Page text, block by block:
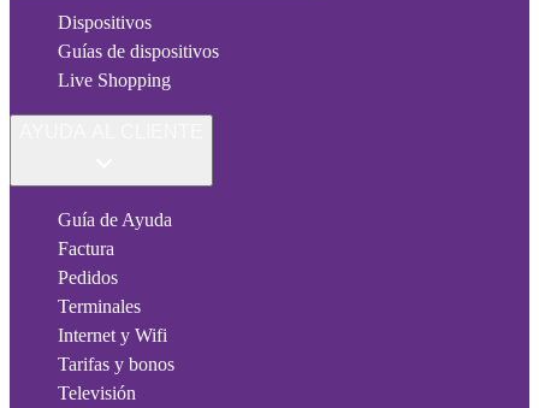
Dispositivos
Guías de dispositivos
Live Shopping
Guía de Ayuda
Factura
Pedidos
Terminales
Internet y Wifi
Tarifas y bonos
Televisión